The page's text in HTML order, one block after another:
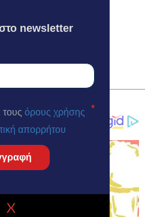
newsletter
όρους χρήσης
απορρήτου
*
X